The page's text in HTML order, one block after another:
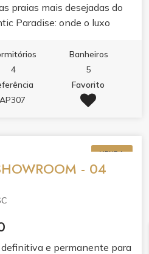
praias mais desejadas do
Paradise: onde o luxo
4
Banheiros
5
AP307
Favorito
VENDA
- 04
e permanente para